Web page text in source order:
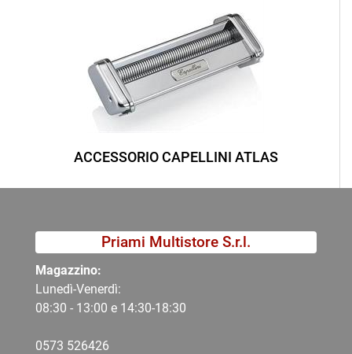
ACCESSORIO CAPELLINI ATLAS
Priami Multistore S.r.l.
Magazzino:
Lunedì-Venerdì:
08:30 - 13:00 e 14:30-18:30
0573 526426